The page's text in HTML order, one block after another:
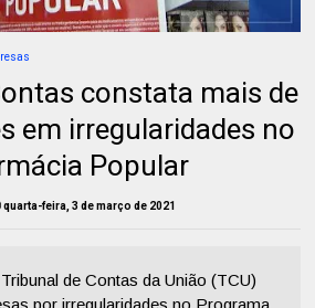
constata mais de
em irregularidades no
Popular
quarta-feira, 3 de março de 2021
de Contas da União (TCU)